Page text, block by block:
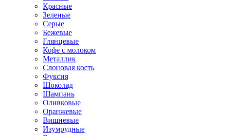
Красные
Зеленые
Серые
Бежевые
Глянцевые
Кофе с молоком
Металлик
Слоновая кость
Фуксия
Шоколад
Шампань
Оливковые
Оранжевые
Вишневые
Изумрудные